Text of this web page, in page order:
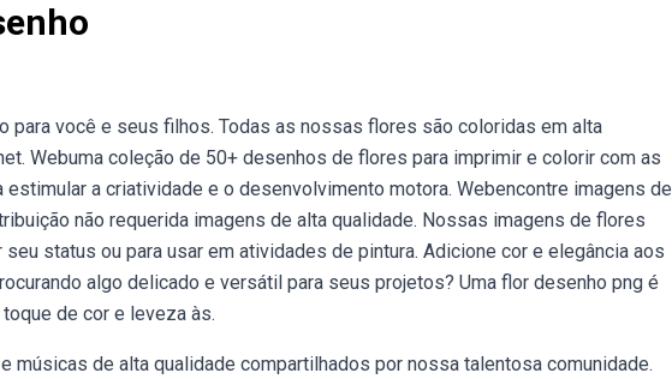
para você e seus filhos. Todas as nossas flores são coloridas em alta
Webuma coleção de 50+ desenhos de flores para imprimir e colorir com as
a criatividade e o desenvolvimento motora. Webencontre imagens de
não requerida imagens de alta qualidade. Nossas imagens de flores
status ou para usar em atividades de pintura. Adicione cor e elegância aos
algo delicado e versátil para seus projetos? Uma flor desenho png é
de cor e leveza às.
músicas de alta qualidade compartilhados por nossa talentosa comunidade.